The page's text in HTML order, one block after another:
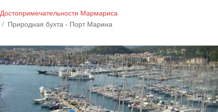
Достопримечательности Мармариса
Природная бухта - Порт Марина